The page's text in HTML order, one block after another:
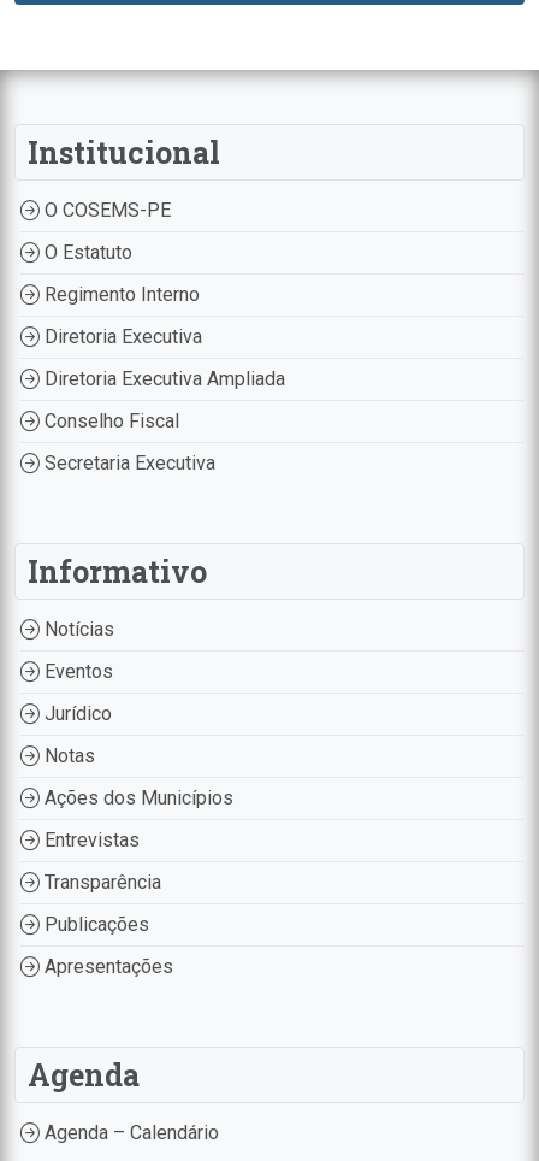
Institucional
O COSEMS-PE
O Estatuto
Regimento Interno
Diretoria Executiva
Diretoria Executiva Ampliada
Conselho Fiscal
Secretaria Executiva
Informativo
Notícias
Eventos
Jurídico
Notas
Ações dos Municípios
Entrevistas
Transparência
Publicações
Apresentações
Agenda
Agenda – Calendário